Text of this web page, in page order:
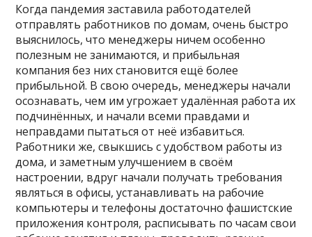
Когда пандемия заставила работодателей
отправлять работников по домам, очень быстро
выяснилось, что менеджеры ничем особенно
полезным не занимаются, и прибыльная
компания без них становится ещё более
прибыльной. В свою очередь, менеджеры начали
осознавать, чем им угрожает удалённая работа их
подчинённых, и начали всеми правдами и
неправдами пытаться от неё избавиться.
Работники же, свыкшись с удобством работы из
дома, и заметным улучшением в своём
настроении, вдруг начали получать требования
являться в офисы, устанавливать на рабочие
компьютеры и телефоны достаточно фашистские
приложения контроля, расписывать по часам свои